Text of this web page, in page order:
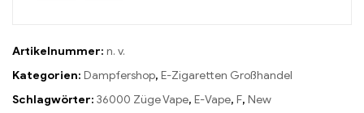
Artikelnummer: n. v.
Kategorien: Dampfershop, E-Zigaretten Großhandel
Schlagwörter: 36000 Züge Vape, E-Vape, F, New